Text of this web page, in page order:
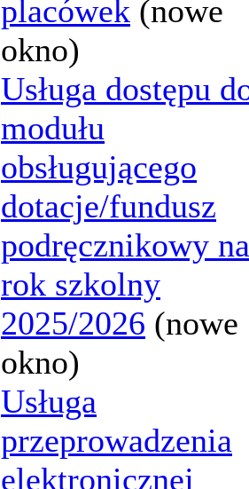
placówek (nowe
okno)
Usługa dostępu
modułu
obsługującego
dotacje/fundusz
podręcznikowy na
rok szkolny
2025/2026 (nowe
okno)
Usługa
przeprowadzenia
elektronicznej